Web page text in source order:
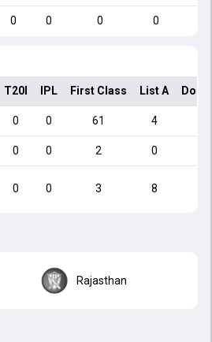
0 0 0 0
T20I IPL First Class List A
0 0 61 4
0 0 2 0
0 0 3 8
Rajasthan